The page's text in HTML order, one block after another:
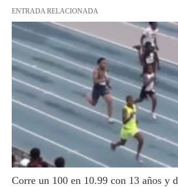
ENTRADA RELACIONADA
Corre un 100 en 10.99 con 13 años y